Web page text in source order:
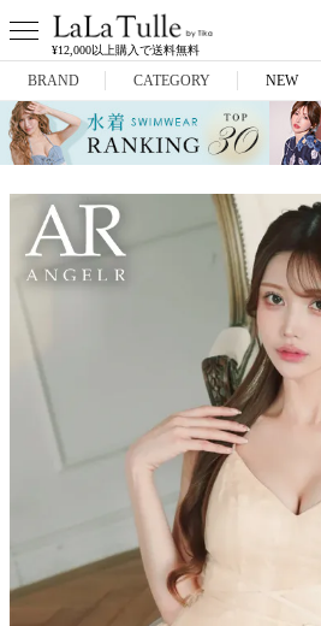
¥12,000以上購入で送料無料
BRAND
Anella
ROBE de FLEURS
DEA.
CATEGORY
ミニドレス
ロングドレス
スーツ
NEW